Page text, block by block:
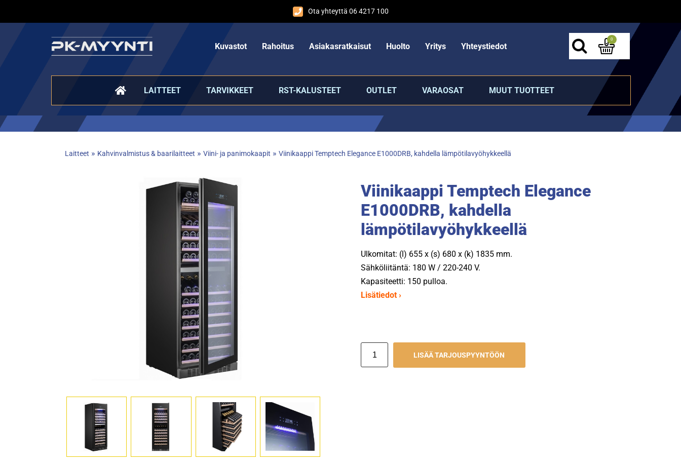
Ota yhteyttä 06 4217 100
Kuvastot Rahoitus Asiakasratkaisut Huolto Yritys Yhteystiedot
0
LAITTEET TARVIKKEET RST-KALUSTEET OUTLET VARAOSAT MUUT TUOTTEET
Laitteet » Kahvinvalmistus & baarilaitteet » Viini- ja panimokaapit » Viinikaappi Temptech Elegance E1000DRB, kahdella lämpötilavyöhykkeellä
Viinikaappi Temptech Elegance
E1000DRB, kahdella
lämpötilavyöhykkeellä
Ulkomitat: (l) 655 x (s) 680 x (k) 1835 mm.
Sähköliitäntä: 180 W / 220-240 V.
Kapasiteetti: 150 pulloa.
Lisätiedot ›
LISÄÄ TARJOUSPYYNTÖÖN